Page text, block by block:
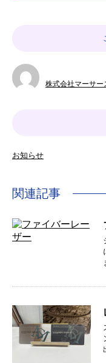
株式会社マーサー
お知らせ
関連記事